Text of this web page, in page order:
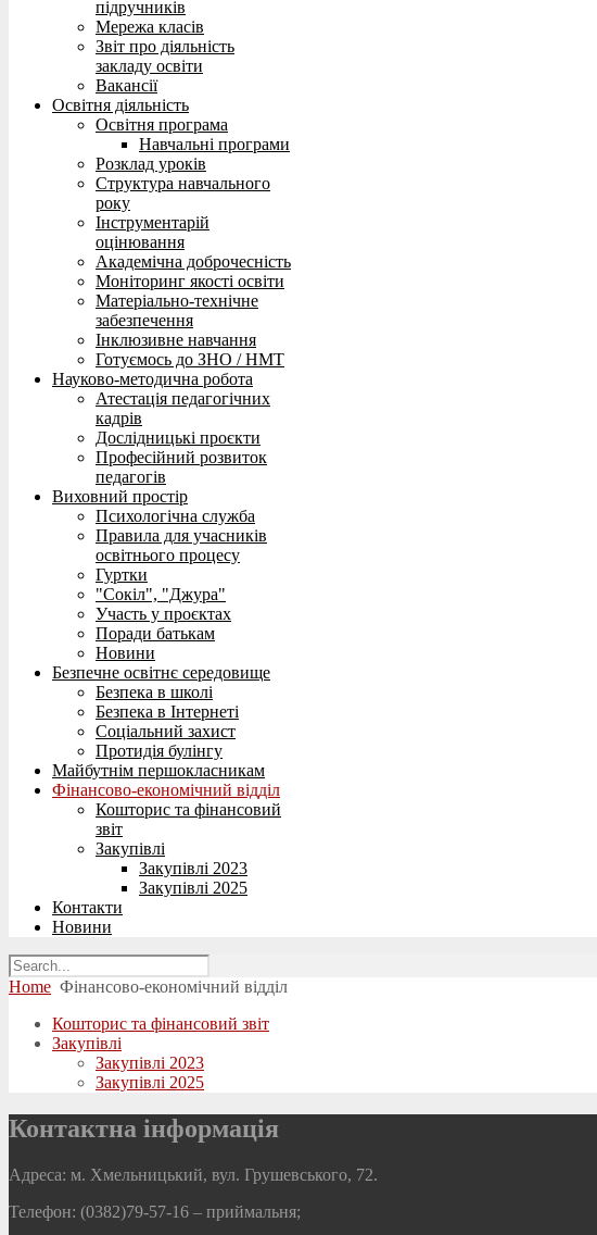
підручників
Мережа класів
Звіт про діяльність
закладу освіти
Вакансії
Освітня діяльність
Освітня програма
Навчальні програми
Розклад уроків
Структура навчального
року
Інструментарій
оцінювання
Академічна доброчесність
Моніторинг якості освіти
Матеріально-технічне
забезпечення
Інклюзивне навчання
Готуємось до ЗНО / НМТ
Науково-методична робота
Атестація педагогічних
кадрів
Дослідницькі проєкти
Професійний розвиток
педагогів
Виховний простір
Психологічна служба
Правила для учасників
освітнього процесу
Гуртки
"Сокіл", "Джура"
Участь у проєктах
Поради батькам
Новини
Безпечне освітнє середовище
Безпека в школі
Безпека в Інтернеті
Соціальний захист
Протидія булінгу
Майбутнім першокласникам
Фінансово-економічний відділ
Кошторис та фінансовий
звіт
Закупівлі
Закупівлі 2023
Закупівлі 2025
Контакти
Новини
Home Фінансово-економічний відділ
Кошторис та фінансовий звіт
Закупівлі
Закупівлі 2023
Закупівлі 2025
Контактна інформація
Адреса: м. Хмельницький, вул. Грушевського, 72.
Телефон: (0382)79-57-16 – приймальня;